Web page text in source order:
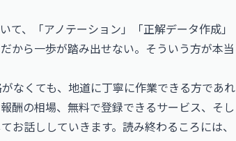
、「アノテーション」「正解データ作成」
から一歩が踏み出せない。そういう方が本当
なくても、地道に丁寧に作業できる方であれ
酬の相場、無料で登録できるサービス、そし
お話ししていきます。読み終わるころには、